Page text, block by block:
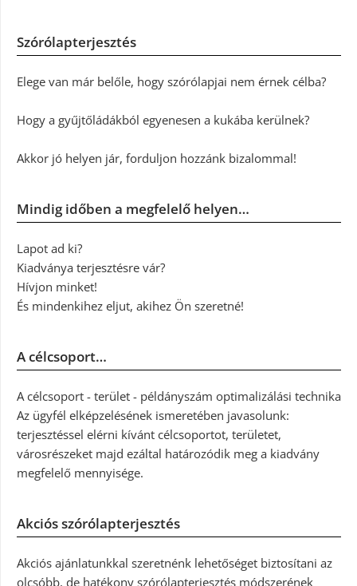
Szórólapterjesztés
Elege van már belőle, hogy szórólapjai nem érnek célba?
Hogy a gyűjtőládákból egyenesen a kukába kerülnek?
Akkor jó helyen jár, forduljon hozzánk bizalommal!
Mindig időben a megfelelő helyen…
Lapot ad ki?
Kiadványa terjesztésre vár?
Hívjon minket!
És mindenkihez eljut, akihez Ön szeretné!
A célcsoport…
A célcsoport - terület - példányszám optimalizálási technika
Az ügyfél elképzelésének ismeretében javasolunk:
terjesztéssel elérni kívánt célcsoportot, területet,
városrészeket majd ezáltal határozódik meg a kiadvány
megfelelő mennyisége.
Akciós szórólapterjesztés
Akciós ajánlatunkkal szeretnénk lehetőséget biztosítani az
olcsóbb, de hatékony szórólapterjesztés módszerének